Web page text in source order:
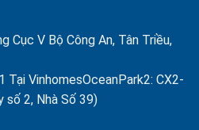
Cục V Bộ Công An, Tân Triều,
Tại VinhomesOceanPark2: CX2-
số 2, Nhà Số 39)